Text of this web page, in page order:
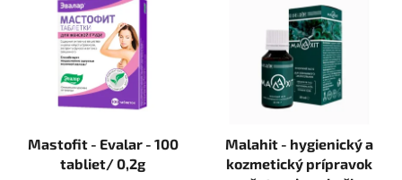
Mastofit - Evalar - 100
tabliet/ 0,2g
Malahit - hygienický a
kozmetický prípravok